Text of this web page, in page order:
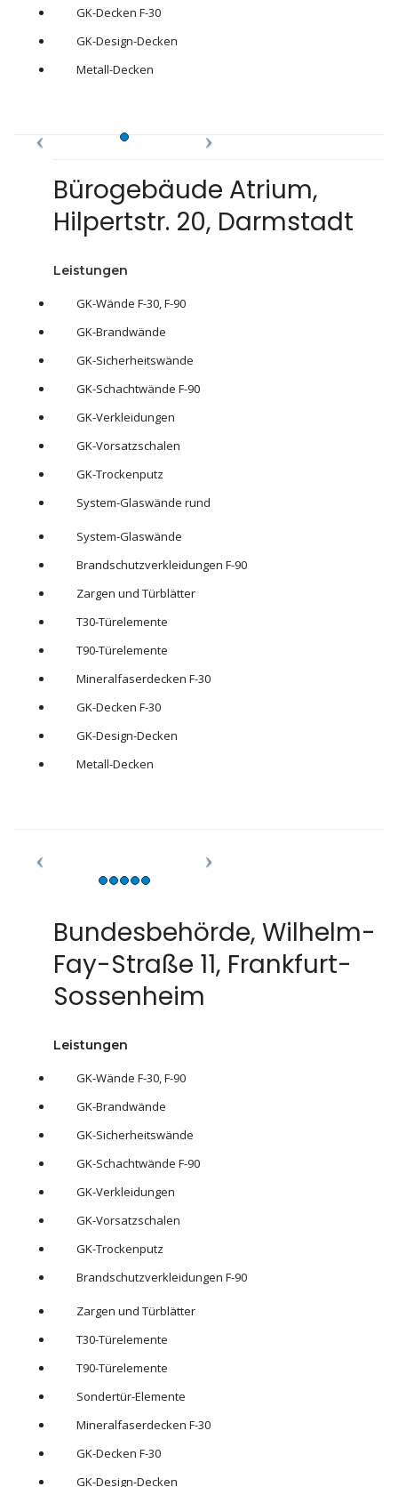
GK-Decken F-30
GK-Design-Decken
Metall-Decken
Bürogebäude Atrium,
Hilpertstr. 20, Darmstadt
Leistungen
GK-Wände F-30, F-90
GK-Brandwände
GK-Sicherheitswände
GK-Schachtwände F-90
GK-Verkleidungen
GK-Vorsatzschalen
GK-Trockenputz
System-Glaswände rund
System-Glaswände
Brandschutzverkleidungen F-90
Zargen und Türblätter
T30-Türelemente
T90-Türelemente
Mineralfaserdecken F-30
GK-Decken F-30
GK-Design-Decken
Metall-Decken
Bundesbehörde, Wilhelm-
Fay-Straße 11, Frankfurt-
Sossenheim
Leistungen
GK-Wände F-30, F-90
GK-Brandwände
GK-Sicherheitswände
GK-Schachtwände F-90
GK-Verkleidungen
GK-Vorsatzschalen
GK-Trockenputz
Brandschutzverkleidungen F-90
Zargen und Türblätter
T30-Türelemente
T90-Türelemente
Sondertür-Elemente
Mineralfaserdecken F-30
GK-Decken F-30
GK-Design-Decken